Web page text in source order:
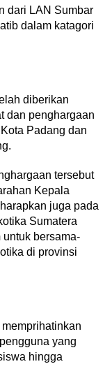
dari LAN Sumbar
dalam katagori
diberikan
dan penghargaan
Padang dan
tersebut
Kepala
juga pada
Sumatera
bersama-
di provinsi
yang
hingga